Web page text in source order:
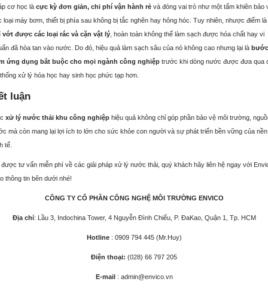
cơ học là cực kỳ đơn giản, chi phí vận hành rẻ và đóng vai trò như một tấm khiên bảo
loại máy bơm, thiết bị phía sau không bị tắc nghẽn hay hỏng hóc. Tuy nhiên, nhược điểm là
vớt được các loại rác và cặn vật lý , hoàn toàn không thể làm sạch được hóa chất hay vi
đã hòa tan vào nước.
Do đó, hiệu quả làm sạch sâu của nó không cao nhưng lại là bước
ứng dụng bắt buộc cho mọi ngành công nghiệp trước khi dòng nước được đưa qua
xử lý hóa học hay sinh học phức tạp hơn
luận
xử lý nước thải khu công nghiệp hiệu quả không chỉ góp phần bảo vệ môi trường,
mà còn mang lại lợi ích to lớn cho sức khỏe con người và sự phát triển bền vững của nền
tế.
tư vấn miễn phí về các giải pháp xử lý nước thải, quý khách hãy liên hệ ngay với
thông tin bên dưới nhé!
CÔNG TY CỔ PHẦN CÔNG NGHỆ MÔI TRƯỜNG ENVICO
Địa chỉ: Lầu 3, Indochina Tower, 4 Nguyễn Đình Chiểu, P. ĐaKao, Quận 1, Tp. HCM
Hotline : 0909 794 445 (Mr.Huy)
Điện thoại: (028) 66 797 205
E-mail : admin@envico.vn